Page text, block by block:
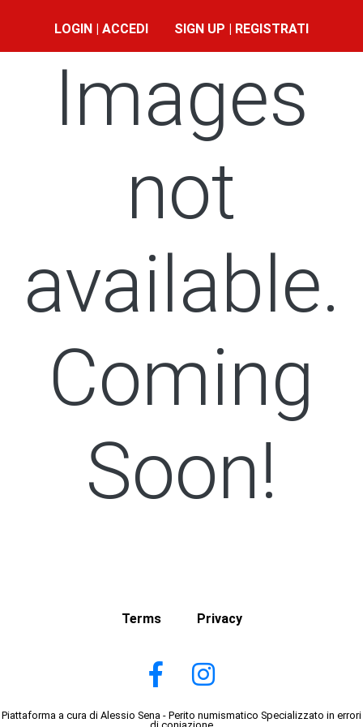
LOGIN | ACCEDI SIGN UP | REGISTRATI
Images
not
available.
Coming
Soon!
Terms Privacy
Piattaforma a cura di Alessio Sena - Perito numismatico Specializzato in errori